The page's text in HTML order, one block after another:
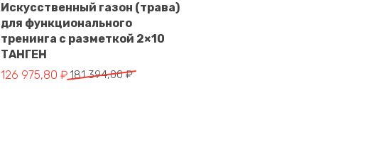
В корзину
Искусственный газон (трава)
для функционального
тренинга с разметкой 2×10
ТАНГЕН
181 394,00₽
Первоначальная цена составляла 181 394,00 ₽.
126 975,80₽
Текущая цена: 126 975,80 ₽.